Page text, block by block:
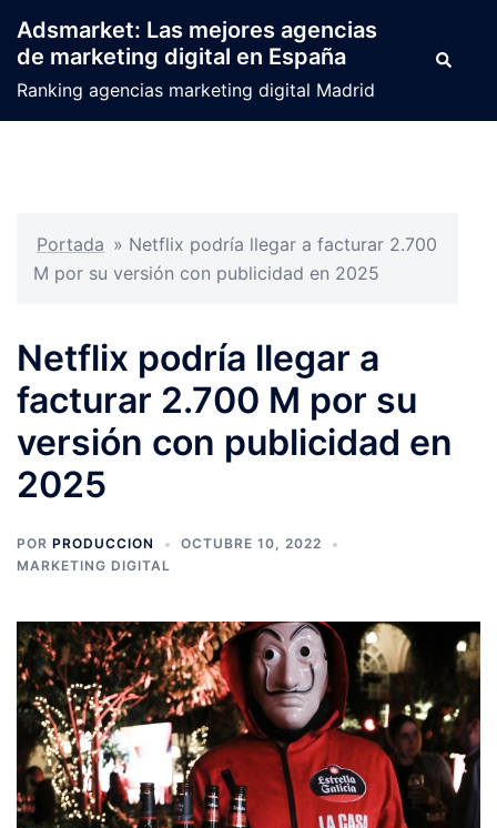
contenido
Adsmarket: Las mejores agencias
de marketing digital en España
Ranking agencias marketing digital Madrid
Buscar
Portada » Netflix podría llegar a facturar 2.700
M por su versión con publicidad en 2025
Netflix podría llegar a
facturar 2.700 M por su
versión con publicidad en
2025
POR PRODUCCION
OCTUBRE 10, 2022
MARKETING DIGITAL